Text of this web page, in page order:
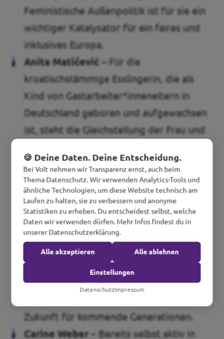
Feministische Außenpolitik ist für sie ein
wichtiger Katalysator für ein faires und
inklusives Europa.
Anita Matičević – Für die
kroatischstämmige Esslingerin, die als
Kind von Gastarbeiter*inneneltern in
Deutschland geboren und aufgewachsen
ist, steht die Gleichstellung der Frau und
Für sie ist klar: Gelungene
Integrationspolitik ist eine
Herausforderung und muss von
Menschen mitgestaltet werden, die
selbst eine Migrationsgeschichte haben.
Wichtig für die Unternehmerin und
Mutter ist die Stärkung von Familien
sowie Bildungsgerechtigkeit und
Zukunft für kommende Generationen.
Carine Weber – Bereits selbst aktiv in
🍪 Deine Daten. Deine Entscheidung.
Bei Volt nehmen wir Transparenz ernst, auch beim
Thema Datenschutz. Wir verwenden Analytics-Tools und
ähnliche Technologien, um diese Website technisch am
Laufen zu halten, sie zu verbessern und anonyme
Statistiken zu erheben. Du entscheidest selbst, welche
Daten wir verwenden dürfen. Mehr Infos findest du in
unserer Datenschutzerklärung.
Alle akzeptieren Alle ablehnen
Einstellungen
DatenschutzImpressum